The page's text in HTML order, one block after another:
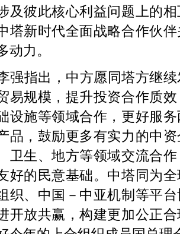
及彼此核心利益问题上的
塔新时代全面战略合作伙
动力。
强指出，中方愿同塔方继
易规模，提升投资合作质
设施等领域合作，更好服
品，鼓励更多有实力的中
卫生、地方等领域交流合
好的民意基础。中塔同为
织、中国－中亚机制等平
开放共赢，构建更加公正